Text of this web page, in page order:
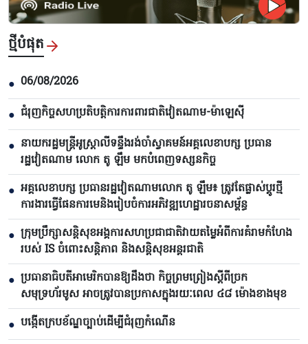
ថ្មីបំផុត
● 06/08/2026
● ជំរុញកិច្ចសហប្រតិបត្តិការការពារជាតិវៀតណាម-ម៉ាឡេស៊ី
● នាយករដ្ឋមន្ត្រីអូស្ត្រាលីទន្ទឹងរង់ចាំស្វាគមន៍អគ្គលេខាបក្ស ប្រធាន
រដ្ឋវៀតណាម លោក តូ ឡឹម មកបំពេញទស្សនកិច្ច
● អគ្គលេខាបក្ស ប្រធានរដ្ឋវៀតណាមលោក តូ ឡឹម៖ ត្រូវតែផ្លាស់ប្ដូរថ្មី
ការងារធ្វើផែនការមេនិងរៀបចំការអភិវឌ្ឍហេដ្ឋារចនាសម្ព័ន្ធ
● ក្រុមប្រឹក្សាសន្តិសុខអង្គការសហប្រជាជាតិវាយតម្លៃអំពីការគំរាមកំហែង
របស់ IS ចំពោះសន្តិភាព និងសន្តិសុខអន្តរជាតិ
● ប្រធានាធិបតីអាមេរិកបាន​ឱ្យដឹងថា កិច្ចព្រមព្រៀងស្តីពីច្រក
សមុទ្រហ័រមូស អាចត្រូវបានប្រកាសក្នុងរយៈពេល ៤៨ ម៉ោងខាងមុខ
● បង្កើតក្របខ័ណ្ឌច្បាប់ដើម្បីជំរុញកំណើន